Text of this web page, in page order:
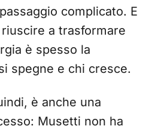
complicato. E
a trasformare
è spesso la
spegne e chi cresce.
è anche una
Musetti non ha